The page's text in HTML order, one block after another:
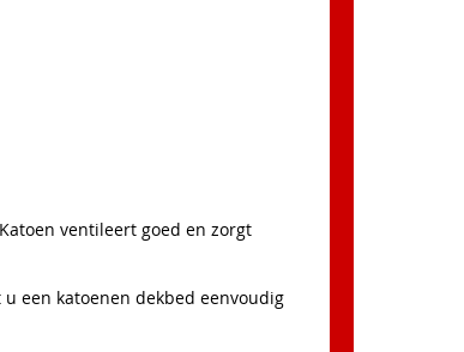
ventileert goed en zorgt
een katoenen dekbed eenvoudig